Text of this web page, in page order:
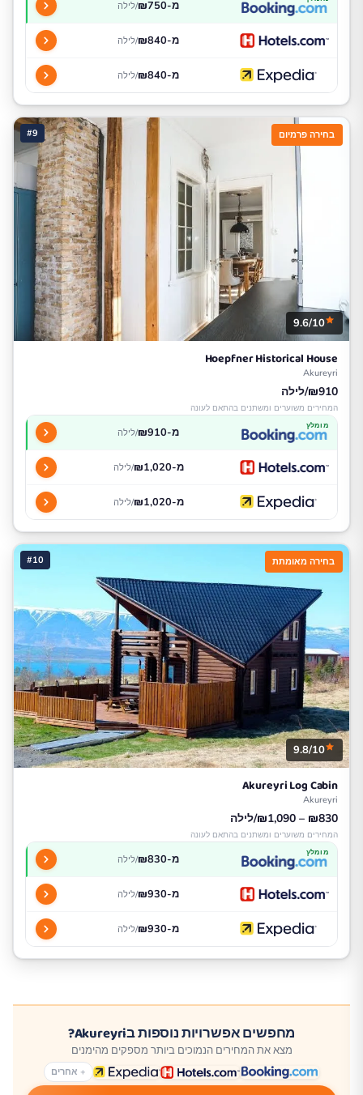
מ-₪750 /לילה
מ-₪840 /לילה
מ-₪840 /לילה
#9 בחירה פרמיום
9.6/10
Hoepfner Historical House
Akureyri
₪910/לילה
המחירים משוערים ומשתנים בהתאם לעונה
מומלץ מ-₪910 /לילה
מ-₪1,020 /לילה
מ-₪1,020 /לילה
#10 בחירה מאומתת
9.8/10
Akureyri Log Cabin
Akureyri
₪830 – ₪1,090/לילה
המחירים משוערים ומשתנים בהתאם לעונה
מומלץ מ-₪830 /לילה
מ-₪930 /לילה
מ-₪930 /לילה
מחפשים אפשרויות נוספות בAkureyri?
מצא את המחירים הנמוכים ביותר מספקים מהימנים
+ אחרים